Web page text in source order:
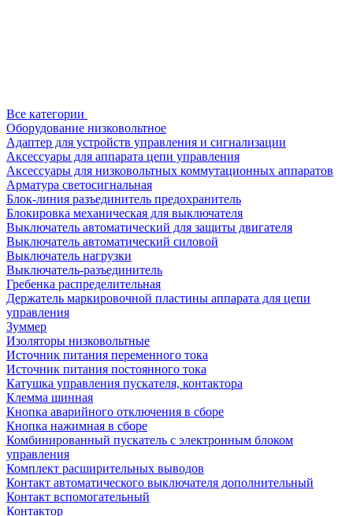
Все категории
Оборудование низковольтное
Адаптер для устройств управления и сигнализации
Аксессуары для аппарата цепи управления
Аксессуары для низковольтных коммутационных аппаратов
Арматура светосигнальная
Блок-линия разъединитель предохранитель
Блокировка механическая для выключателя
Выключатель автоматический для защиты двигателя
Выключатель автоматический силовой
Выключатель нагрузки
Выключатель-разъединитель
Гребенка распределительная
Держатель маркировочной пластины аппарата для цепи
управления
Зуммер
Изоляторы низковольтные
Источник питания переменного тока
Источник питания постоянного тока
Катушка управления пускателя, контактора
Клемма шинная
Кнопка аварийного отключения в сборе
Кнопка нажимная в сборе
Комбинированный пускатель с электронным блоком
управления
Комплект расширительных выводов
Контакт автоматического выключателя дополнительный
Контакт вспомогательный
Контактор